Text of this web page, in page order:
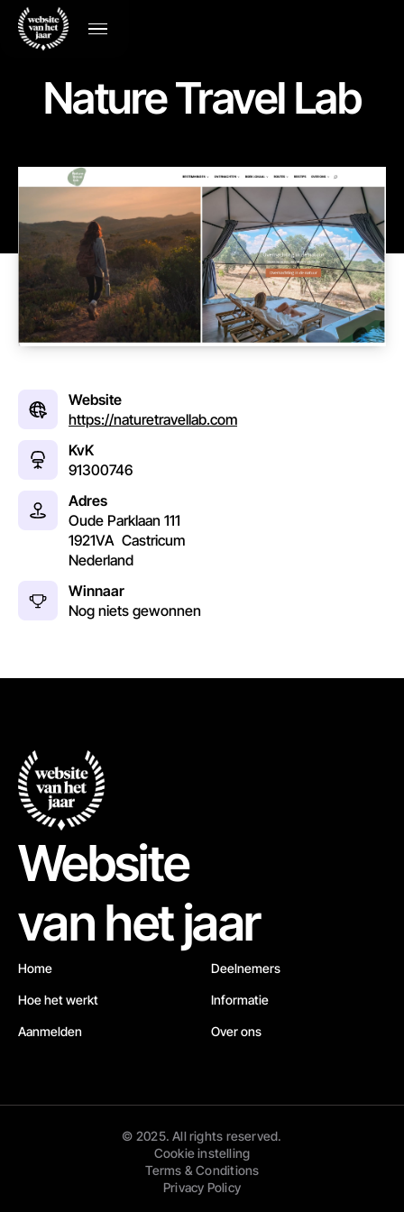
Nature Travel Lab
Website
https://naturetravellab.com
KvK
91300746
Adres
Oude Parklaan 111
1921VA Castricum
Nederland
Winnaar
Nog niets gewonnen
Website
van het jaar
Home
Hoe het werkt
Aanmelden
Deelnemers
Informatie
Over ons
© 2025. All rights reserved.
Cookie instelling
Terms & Conditions
Privacy Policy